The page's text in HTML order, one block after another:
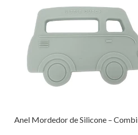
Anel Mordedor de Silicone – Combi